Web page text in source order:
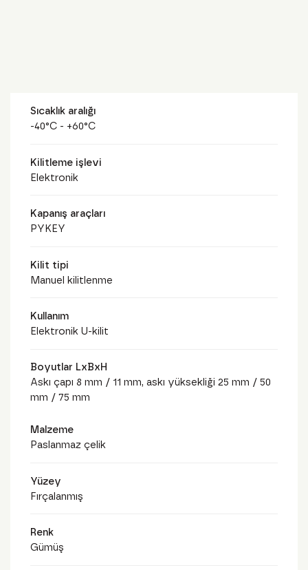
Sıcaklık aralığı
-40°C - +60°C
Kilitleme işlevi
Elektronik
Kapanış araçları
PYKEY
Kilit tipi
Manuel kilitlenme
Kullanım
Elektronik U-kilit
Boyutlar LxBxH
Askı çapı 8 mm / 11 mm, askı yüksekliği 25 mm / 50
mm / 75 mm
Malzeme
Paslanmaz çelik
Yüzey
Fırçalanmış
Renk
Gümüş